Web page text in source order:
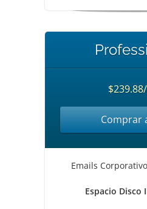
Comprar
Emails
Espacio Disco